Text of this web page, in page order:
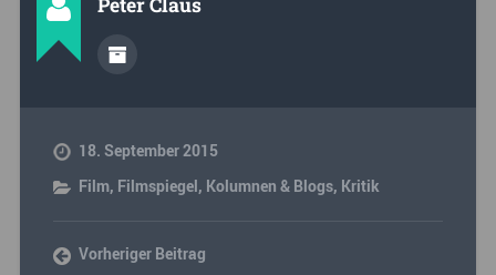
Peter Claus
18. September 2015
Film, Filmspiegel, Kolumnen & Blogs, Kritik
Vorheriger Beitrag